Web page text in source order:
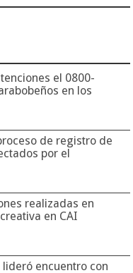
el 0800-
en los
de registro de
por el
realizadas en
en CAI
encuentro con